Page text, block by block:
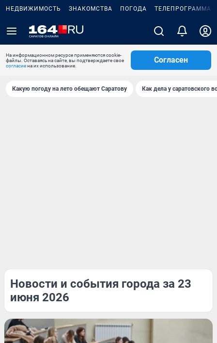
НЕДВИЖИМОСТЬ ЗНАКОМСТВА ПОГОДА ТЕЛЕПРОГРАММА
На информационном ресурсе применяются cookie-
файлы. Оставаясь на сайте, вы подтверждаете свое
согласиена их использование.
Согласен
Какую погоду на лето обещают Саратову Как дела у саратовского
Новости и события города за 23
июня 2026